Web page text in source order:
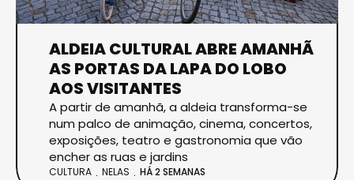
ALDEIA CULTURAL ABRE AMANHÃ
AS PORTAS DA LAPA DO LOBO
AOS VISITANTES
A partir de amanhã, a aldeia transforma-se
num palco de animação, cinema, concertos,
exposições, teatro e gastronomia que vão
encher as ruas e jardins
CULTURA NELAS HÁ 2 SEMANAS